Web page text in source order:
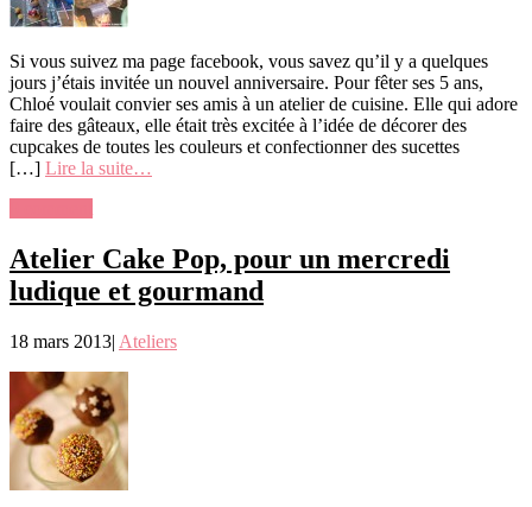
Si vous suivez ma page facebook, vous savez qu’il y a quelques
jours j’étais invitée un nouvel anniversaire. Pour fêter ses 5 ans,
Chloé voulait convier ses amis à un atelier de cuisine. Elle qui adore
faire des gâteaux, elle était très excitée à l’idée de décorer des
cupcakes de toutes les couleurs et confectionner des sucettes
[…] Lire la suite…
Atelier Cake Pop, pour un mercredi
ludique et gourmand
18 mars 2013| Ateliers